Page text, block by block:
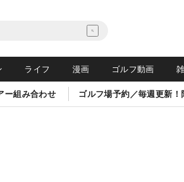
ライフ 漫画 ゴルフ動画
ー組み合わせ ゴルフ場予約／毎週更新！